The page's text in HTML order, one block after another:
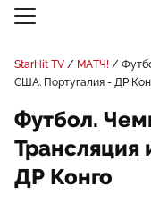
StarHit TV МАТЧ!
США. Португалия - ДР
Футбол.
Трансляция
ДР Конго